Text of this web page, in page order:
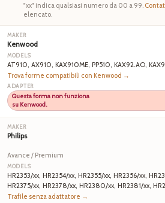
"xx" indica qualsiasi numero da 00 a 99.
elencato.
Kenwood
AT910, AX910, KAX910ME, PP510, KAX92.AO,
Trova forme compatibili con Kenwood →
Questa forma non funziona
su Kenwood.
Philips
Avance / Premium
HR2353/xx, HR2354/xx, HR2355/xx, HR2356/xx,
HR2375/xx, HR2378/xx, HR2380/xx, HR2381/xx,
Trafile senza adattatore →